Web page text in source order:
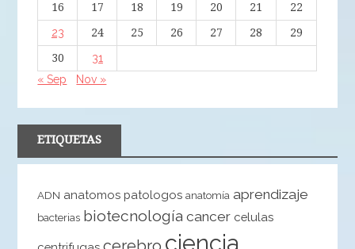
16
17 18 19 20 21
22
23
24 25 26 27 28
29
30
31
« Sep
Nov »
ETIQUETAS
ADN anatomos patologos anatomía aprendizaje
bacterias biotecnología cancer celulas
ciencia